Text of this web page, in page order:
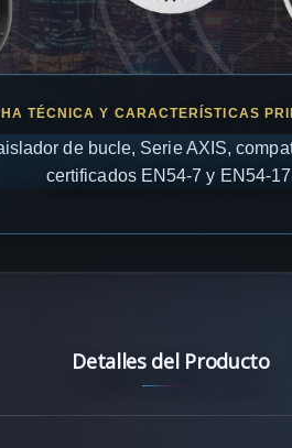
de bucle, Serie AXIS,
certificados EN54-7 y EN54-
Detalles del Producto